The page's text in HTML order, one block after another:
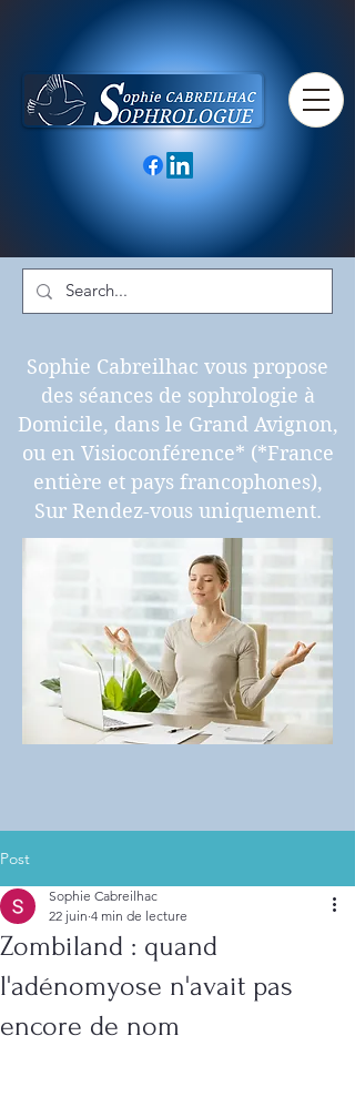
Sophie Cabreilhac vous propose
des séances de sophrologie à
Domicile, dans le Grand Avignon,
ou en Visioconférence* (*France
entière et pays francophones),
Sur Rendez-vous uniquement.
Post
Zombiland : quand
l'adénomyose n'avait pas
encore de nom
Sophie Cabreilhac
22 juin 4 min de lecture